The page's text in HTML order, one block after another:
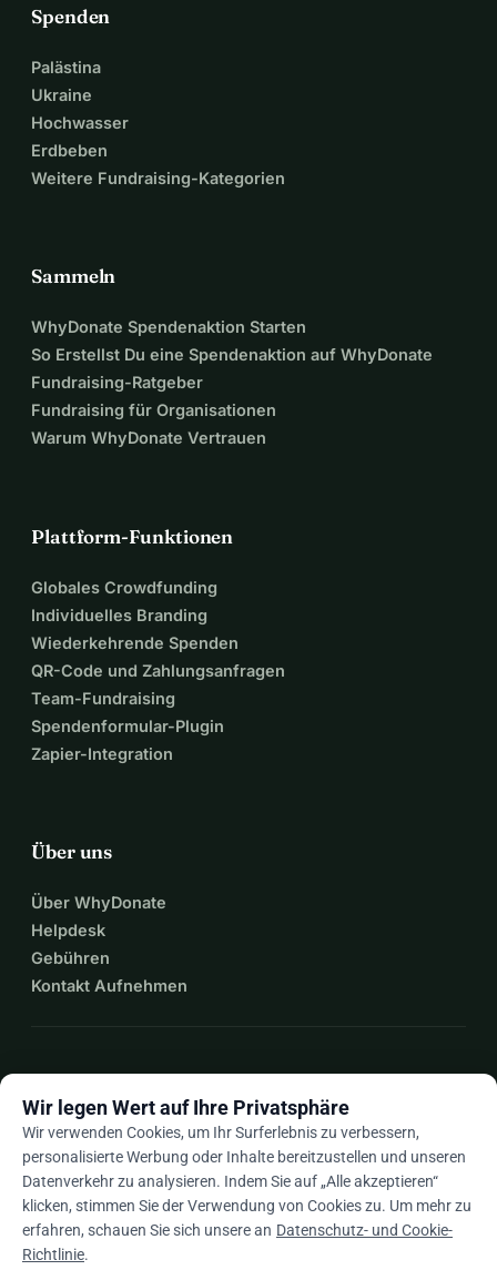
Spenden
Palästina
Ukraine
Hochwasser
Erdbeben
Weitere Fundraising-Kategorien
Sammeln
WhyDonate Spendenaktion Starten
So Erstellst Du eine Spendenaktion auf WhyDonate
Fundraising-Ratgeber
Fundraising für Organisationen
Warum WhyDonate Vertrauen
Plattform-Funktionen
Globales Crowdfunding
Individuelles Branding
Wiederkehrende Spenden
QR-Code und Zahlungsanfragen
Team-Fundraising
Spendenformular-Plugin
Zapier-Integration
Über uns
Über WhyDonate
Helpdesk
Gebühren
Kontakt Aufnehmen
Dearrow_drop_down
★★★★★4,9 / 5 basierend auf 500+ Bewertungen
Wir legen Wert auf Ihre Privatsphäre
Wir verwenden Cookies, um Ihr Surferlebnis zu verbessern,
personalisierte Werbung oder Inhalte bereitzustellen und unseren
Datenverkehr zu analysieren. Indem Sie auf „Alle akzeptieren“
klicken, stimmen Sie der Verwendung von Cookies zu. Um mehr zu
erfahren, schauen Sie sich unsere an Datenschutz- und Cookie-
Richtlinie.